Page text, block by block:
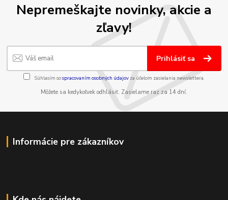
Nepremeškajte novinky, akcie a
zľavy!
Prihlásiť sa
Súhlasím sospracovaním osobných údajov za účelom zasielania newslettera.
Môžete sa kedykoľvek odhlásiť. Zasielame raz za 14 dní.
Informácie pre zákazníkov